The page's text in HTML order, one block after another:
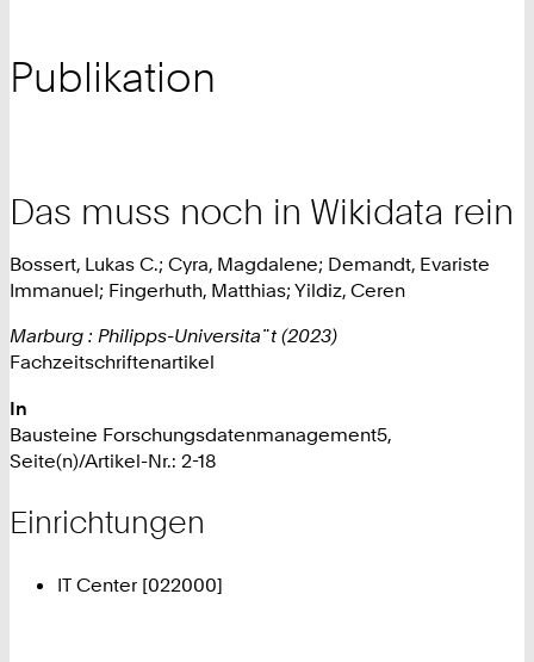
Publikation
Das muss noch in Wikidata rein
Bossert, Lukas C.; Cyra, Magdalene; Demandt, Evariste
Immanuel; Fingerhuth, Matthias; Yildiz, Ceren
Marburg : Philipps-Universita¨t (2023)
Fachzeitschriftenartikel
In
Bausteine Forschungsdatenmanagement5,
Seite(n)/Artikel-Nr.: 2-18
Einrichtungen
IT Center [022000]